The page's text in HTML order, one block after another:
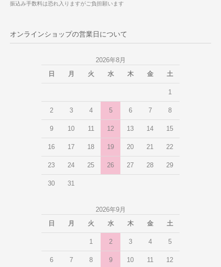
振込み手数料は恐れ入りますがご負担願います
オンラインショップの営業日について
2026年8月
日
月 火 水 木 金 土
1
2 3 4 5 6 7 8
9 10 11 12 13 14 15
16 17 18 19 20 21 22
23 24 25 26 27 28 29
30 31
2026年9月
日
月 火 水 木 金 土
1 2 3 4 5
6 7 8 9 10 11 12